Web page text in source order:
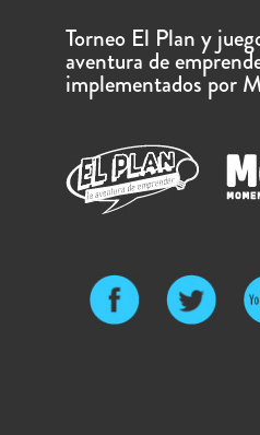
Torneo El Plan y
aventura de
implementados por